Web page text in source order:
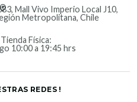
Mall Vivo Imperio Local J10,
Metropolitana, Chile
Física:
10:00 a 19:45 hrs
REDES !